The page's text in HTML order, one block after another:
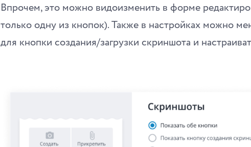
Впрочем, это можно видоизменить в форме
только одну из кнопок). Также в настройках можно
для кнопки создания/загрузки скриншота и